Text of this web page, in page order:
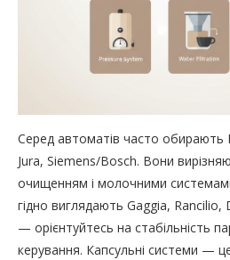
Серед автоматів часто обирають
Jura, Siemens/Bosch. Вони
очищенням і молочними
гідно виглядають Gaggia, Rancilio,
— орієнтуйтесь на стабільність
керування. Капсульні системи —